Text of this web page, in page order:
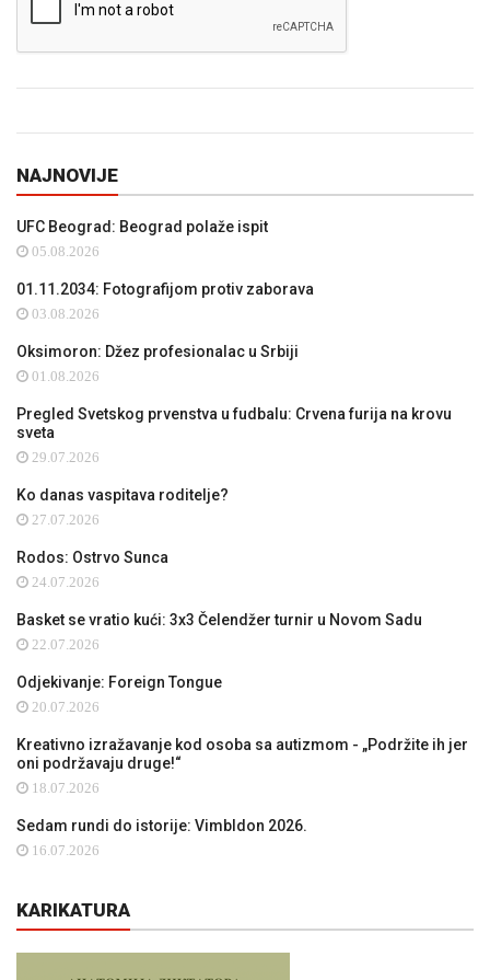
NAJNOVIJE
UFC Beograd: Beograd polaže ispit
05.08.2026
01.11.2034: Fotografijom protiv zaborava
03.08.2026
Oksimoron: Džez profesionalac u Srbiji
01.08.2026
Pregled Svetskog prvenstva u fudbalu: Crvena furija na krovu
sveta
29.07.2026
Ko danas vaspitava roditelje?
27.07.2026
Rodos: Ostrvo Sunca
24.07.2026
Basket se vratio kući: 3x3 Čelendžer turnir u Novom Sadu
22.07.2026
Odjekivanje: Foreign Tongue
20.07.2026
Kreativno izražavanje kod osoba sa autizmom - „Podržite ih jer
oni podržavaju druge!“
18.07.2026
Sedam rundi do istorije: Vimbldon 2026.
16.07.2026
KARIKATURA